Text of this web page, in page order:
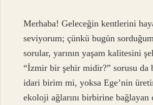
Merhaba! Geleceğin kentlerini
seviyorum; çünkü bugün
sorular, yarının yaşam kalitesini
“İzmir bir şehir midir?” sorusu da
idari birim mi, yoksa Ege’nin
ekoloji ağlarını birbirine bağlayan